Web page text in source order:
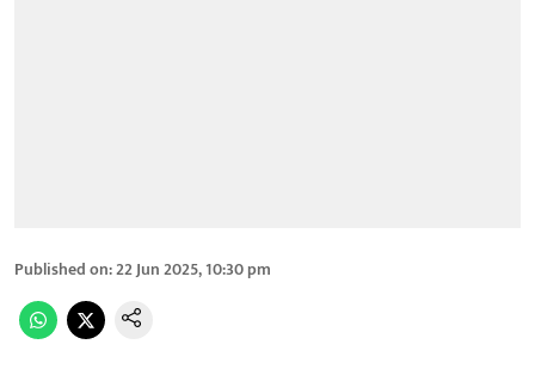
Published on:22 Jun 2025, 10:30 pm